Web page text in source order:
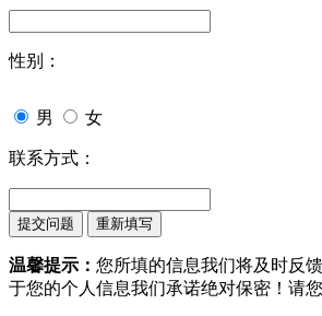
性别：
男 女
联系方式：
温馨提示： 您所填的信息我们将及时反
于您的个人信息我们承诺绝对保密！请您